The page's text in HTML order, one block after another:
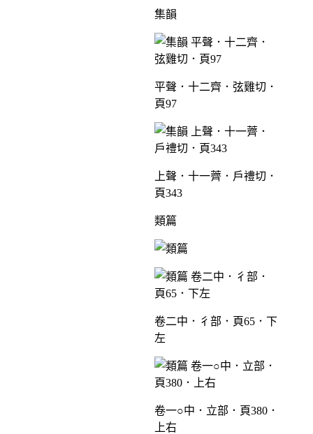
集韻
平聲．十二齊．弦雞切．
頁97
上聲．十一薺．戶禮切．
頁343
類篇
卷二中．彳部．頁65．下
左
卷一○中．立部．頁380．
上右